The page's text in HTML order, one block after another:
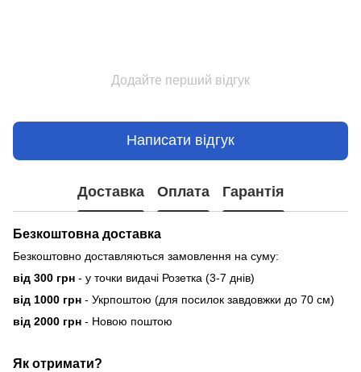
Додайте перший відгук
Написати відгук
Доставка Оплата Гарантія
Безкоштовна доставка
Безкоштовно доставляються замовлення на суму:
від 300 грн - у точки видачі Розетка (3-7 днів)
від 1000 грн - Укрпоштою (для посилок завдовжки до 70 см)
від 2000 грн - Новою поштою
Як отримати?